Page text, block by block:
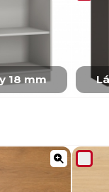
18 mm